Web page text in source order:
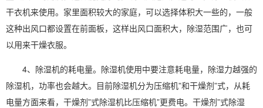
干衣机来使用。家里面积较大的家庭，可以选择体积大一些的，一般
这种出风口都设置在前面板，这样出风口面积大，除湿范围广，也可
以用来干燥衣服。
4、除湿机的耗电量。 除湿机使用中要注意耗电量，除湿力越强的
除湿机，功率也会越大。目前除湿机分为压缩机”和干燥剂”式，从耗
电量方面来看，干燥剂”式除湿机比压缩机”更费电。干燥剂”式除湿